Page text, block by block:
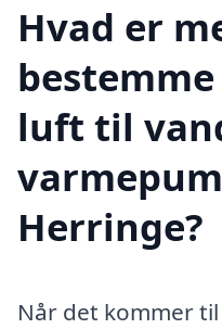
Hvad er
luft til
Herringe?
Når det kommer